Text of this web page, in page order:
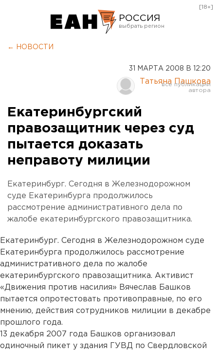
РОССИЯ
Курган
Оренбург
[18+]
← НОВОСТИ
31 МАРТА 2008 В 12:20
Татьяна Пашкова
Екатеринбургский
правозащитник через суд
пытается доказать
неправоту милиции
Екатеринбург. Сегодня в Железнодорожном
суде Екатеринбурга продолжилось
рассмотрение административного дела по
жалобе екатеринбургского правозащитника.
Екатеринбург. Сегодня в Железнодорожном суде
Екатеринбурга продолжилось рассмотрение
административного дела по жалобе
екатеринбургского правозащитника. Активист
«Движения против насилия» Вячеслав Башков
пытается опротестовать противоправные, по его
мнению, действия сотрудников милиции в декабре
прошлого года.
13 декабря 2007 года Башков организовал
одиночный пикет у здания ГУВД по Свердловской